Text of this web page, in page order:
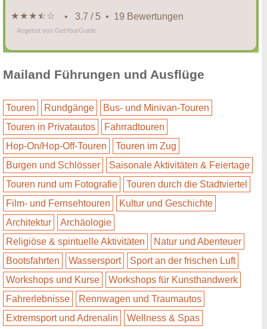
★★★★
☆☆ • 3.7 / 5 • 19 Bewertungen
Angebot von GetYourGuide
Mailand Führungen und Ausflüge
Touren Rundgänge
Bus- und Minivan-Touren
Touren in Privatautos
Fahrradtouren
Hop-On/Hop-Off-Touren
Touren im Zug
Burgen und Schlösser
Saisonale Aktivitäten & Feiertage
Touren rund um Fotografie
Touren durch die Stadtviertel
Film- und Fernsehtouren
Kultur und Geschichte
Architektur
Archäologie
Religiöse & spirituelle Aktivitäten
Natur und Abenteuer
Bootsfahrten
Wassersport
Sport an der frischen Luft
Workshops und Kurse
Workshops für Kunsthandwerk
Fahrerlebnisse
Rennwagen und Traumautos
Extremsport und Adrenalin
Wellness & Spas